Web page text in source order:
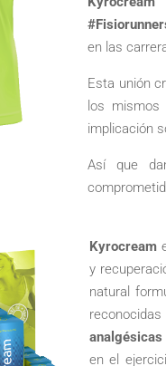
en las
Esta unión
los
implicación
Así que
Kyrocream
y
natural
en el